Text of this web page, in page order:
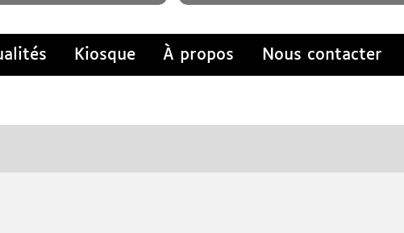
Kiosque À propos Nous contacter